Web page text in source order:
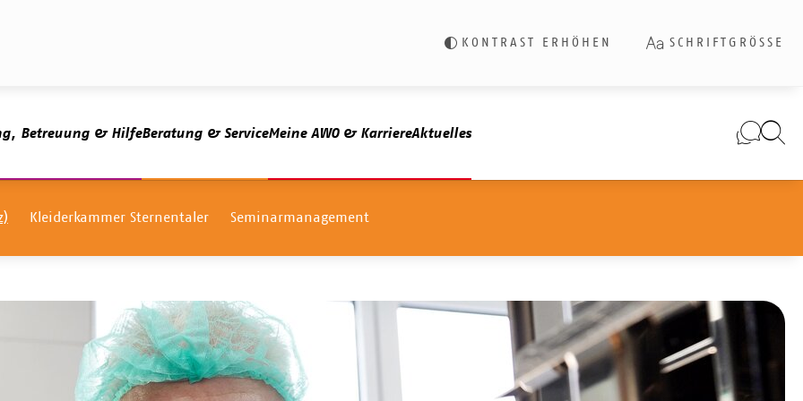
KONTRAST ERHÖHEN SCHRIFTGRÖSSE
Betreuung & HilfeBeratung & ServiceMeine AWO & KarriereAktuelles
Kleiderkammer Sternentaler Seminarmanagement